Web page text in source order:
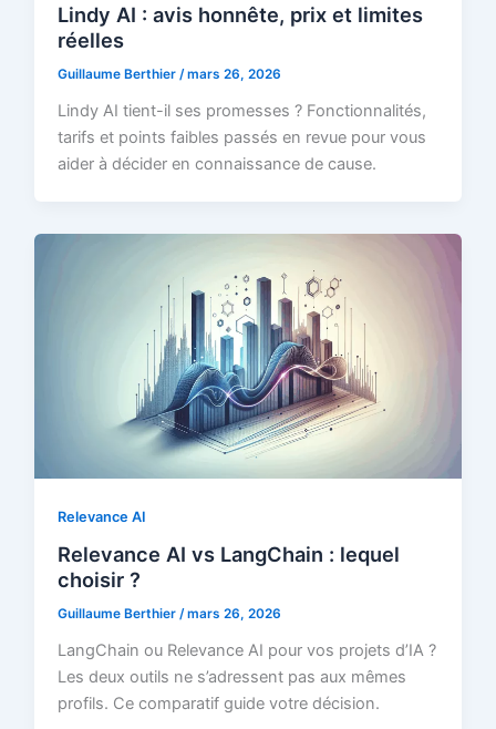
Lindy AI : avis honnête, prix et limites
réelles
Guillaume Berthier/mars 26, 2026
Lindy AI tient-il ses promesses ? Fonctionnalités,
tarifs et points faibles passés en revue pour vous
aider à décider en connaissance de cause.
Relevance AI
Relevance AI vs LangChain : lequel
choisir ?
Guillaume Berthier/mars 26, 2026
LangChain ou Relevance AI pour vos projets d’IA ?
Les deux outils ne s’adressent pas aux mêmes
profils. Ce comparatif guide votre décision.